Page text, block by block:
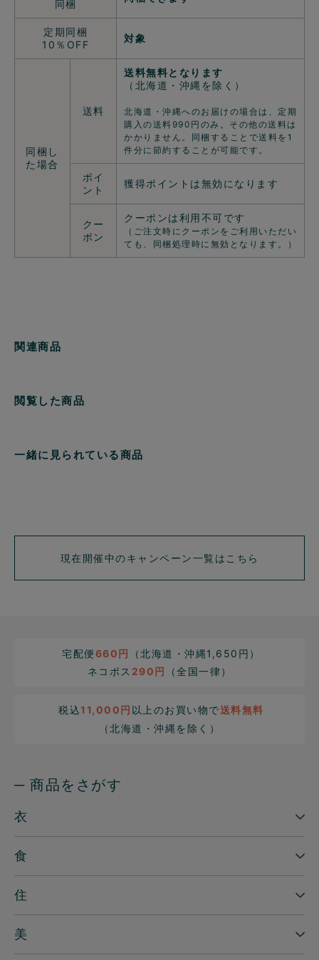
同梱
定期同梱
10％OFF
対象
同梱し
た場合
送料
送料無料となります
（北海道・沖縄を除く）
北海道・沖縄へのお届けの場合は、定期
購入の送料990円のみ。その他の送料は
かかりません。同梱することで送料を1
件分に節約することが可能です。
ポイ
ント
獲得ポイントは無効になります
クー
ポン
クーポンは利用不可です
（ご注文時にクーポンをご利用いただい
ても、同梱処理時に無効となります。）
関連商品
閲覧した商品
一緒に見られている商品
現在開催中のキャンペーン一覧はこちら
宅配便660円
（北海道・沖縄1,650円）
ネコポス 290円 （全国一律）
税込11,000円 以上のお買い物で送料無料
（北海道・沖縄を除く）
─ 商品をさがす
衣
食
住
美